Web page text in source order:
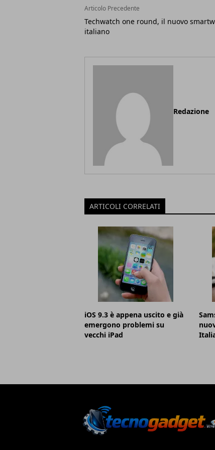
Articolo Precedente
Techwatch one round, il nuovo
italiano
Redazione
ARTICOLI CORRELATI
iOS 9.3 è appena uscito e già
emergono problemi su
vecchi iPad